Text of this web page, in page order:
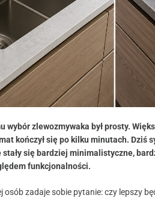
wybór zlewozmywaka był prosty.
kończył się po kilku minutach. Dziś
stały się bardziej minimalistyczne,
funkcjonalności.
osób zadaje sobie pytanie: czy lepszy